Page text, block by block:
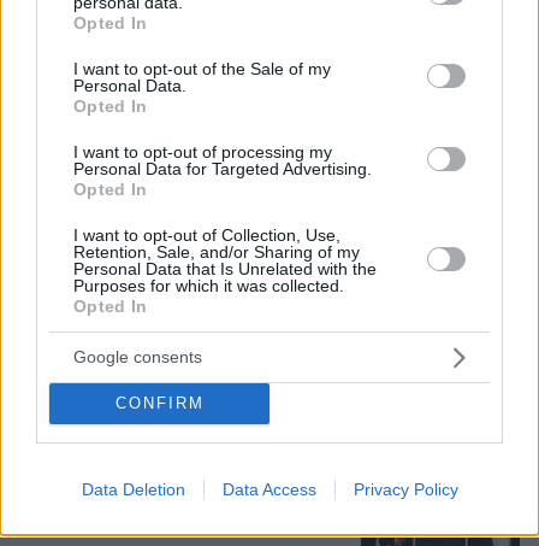
grant or deny consent to Google and its third-party tags to
use your data for below specified purposes in below Google
consent section.
Opted In
I want to opt-out of the Sale of my
Personal Data.
Opted In
I want to opt-out of processing my
Personal Data for Targeted Advertising.
Opted In
I want to opt-out of Collection, Use,
Retention, Sale, and/or Sharing of my
Personal Data that Is Unrelated with the
Purposes for which it was collected.
Opted In
Google consents
CONFIRM
Data Deletion Data Access Privacy Policy
Loaded
100.00%
«Κάτι απέσπασε την προσοχή του οδηγού»:
Πραγματογνώμονας επιχειρεί να ρίξει φως στα
αίτια του δυστυχήματος στις Σέρρες
07.08.2026, 18:54
Νέες καταγγελίες στην Ελπίδα για τη
Καρυστιανού και αυλικοί το
μετέτρεψαν σε φοβικό αρχηγικό